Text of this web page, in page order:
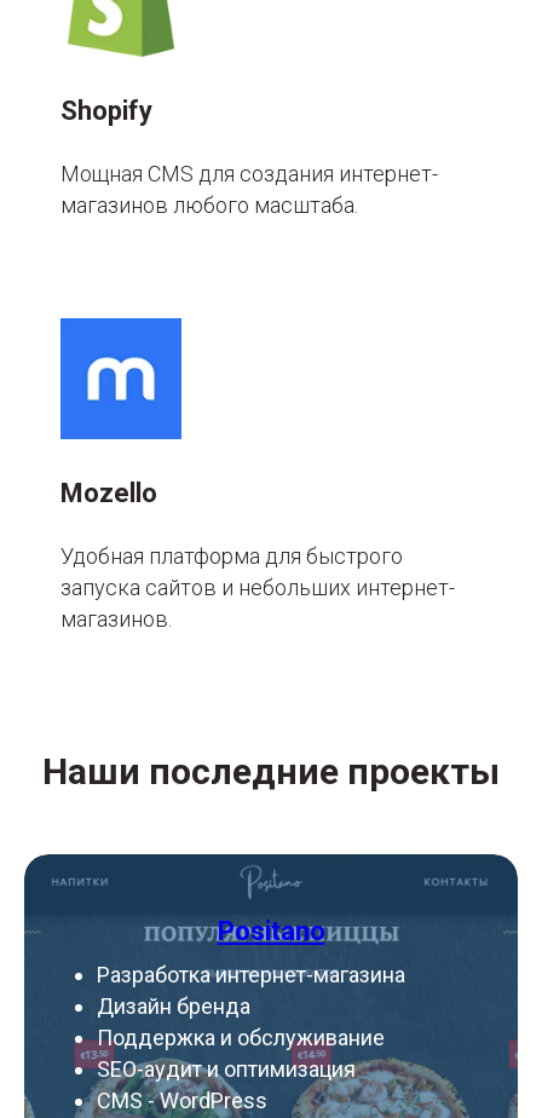
Shopify
Мощная CMS для создания интернет-
магазинов любого масштаба.
Mozello
Удобная платформа для быстрого
запуска сайтов и небольших интернет-
магазинов.
Наши последние проекты
Positano
Разработка интернет-магазина
Дизайн бренда
Поддержка и обслуживание
SEO-аудит и оптимизация
CMS - WordPress